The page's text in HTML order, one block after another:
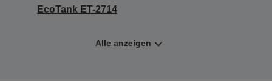
EcoTank ET-2714
Alle anzeigen